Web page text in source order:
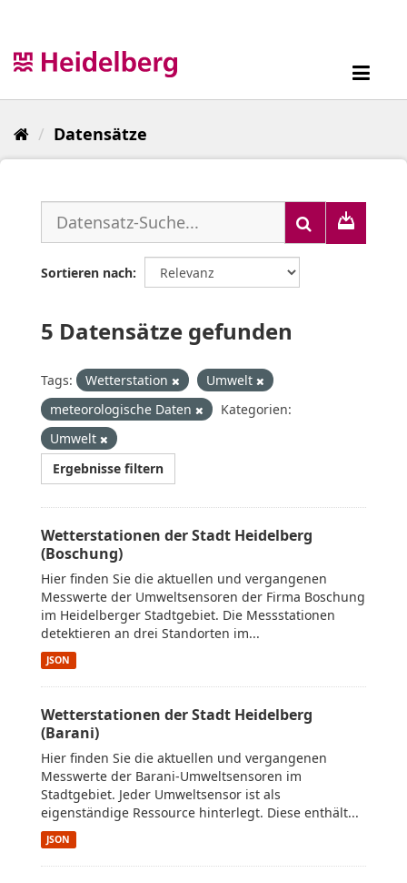
Datensätze
Sortieren nach
5 Datensätze gefunden
Tags: Wetterstation
Umwelt
meteorologische Daten
Kategorien:
Umwelt
Ergebnisse filtern
Wetterstationen der Stadt Heidelberg
(Boschung)
Hier finden Sie die aktuellen und vergangenen
Messwerte der Umweltsensoren der Firma Boschung
im Heidelberger Stadtgebiet. Die Messstationen
detektieren an drei Standorten im...
JSON
Wetterstationen der Stadt Heidelberg
(Barani)
Hier finden Sie die aktuellen und vergangenen
Messwerte der Barani-Umweltsensoren im
Stadtgebiet. Jeder Umweltsensor ist als
eigenständige Ressource hinterlegt. Diese enthält...
JSON